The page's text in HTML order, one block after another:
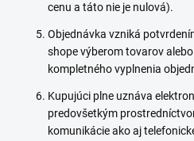
cenu a táto nie je nulová).
Objednávka vzniká
shope výberom tovarov
kompletného vyplnenia
Kupujúci plne uznáva
predovšetkým
komunikácie ako aj